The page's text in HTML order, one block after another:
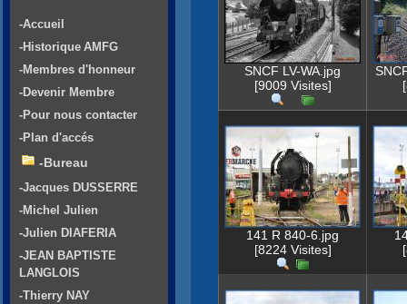
SNCF LV-WA.jpg
[9009 Visites]
141 R 840-6.jpg
[8224 Visites]
-Accueil
-Historique AMFG
-Membres d'honneur
-Devenir Membre
-Pour nous contacter
-Plan d'accés
-Bureau
-Jacques DUSSERRE
-Michel Julien
-Julien DIAFERIA
-JEAN BAPTISTE
LANGLOIS
-Thierry NAY